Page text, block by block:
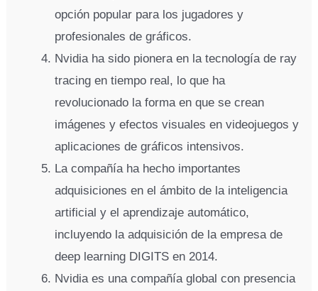
opción popular para los jugadores y
profesionales de gráficos.
Nvidia ha sido pionera en la tecnología de ray
tracing en tiempo real, lo que ha
revolucionado la forma en que se crean
imágenes y efectos visuales en videojuegos y
aplicaciones de gráficos intensivos.
La compañía ha hecho importantes
adquisiciones en el ámbito de la inteligencia
artificial y el aprendizaje automático,
incluyendo la adquisición de la empresa de
deep learning DIGITS en 2014.
Nvidia es una compañía global con presencia